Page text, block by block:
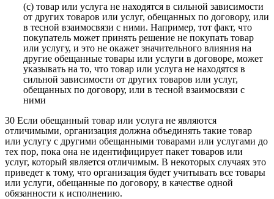
(c) товар или услуга не находятся в сильной зависимости
от других товаров или услуг, обещанных по договору, или
в тесной взаимосвязи с ними. Например, тот факт, что
покупатель может принять решение не покупать товар
или услугу, и это не окажет значительного влияния на
другие обещанные товары или услуги в договоре, может
указывать на то, что товар или услуга не находятся в
сильной зависимости от других товаров или услуг,
обещанных по договору, или в тесной взаимосвязи с
ними
30 Если обещанный товар или услуга не являются
отличимыми, организация должна объединять такие товар
или услугу с другими обещанными товарами или услугами до
тех пор, пока она не идентифицирует пакет товаров или
услуг, который является отличимым. В некоторых случаях это
приведет к тому, что организация будет учитывать все товары
или услуги, обещанные по договору, в качестве одной
обязанности к исполнению.